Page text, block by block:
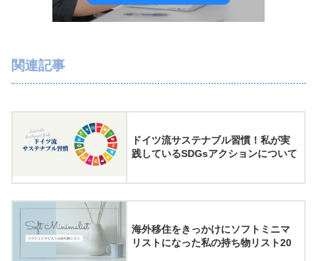
関連記事
ドイツ流サステナブル習慣！私が実
践しているSDGsアクションについて
海外移住をきっかけにソフトミニマ
リストになった私の持ち物リスト20